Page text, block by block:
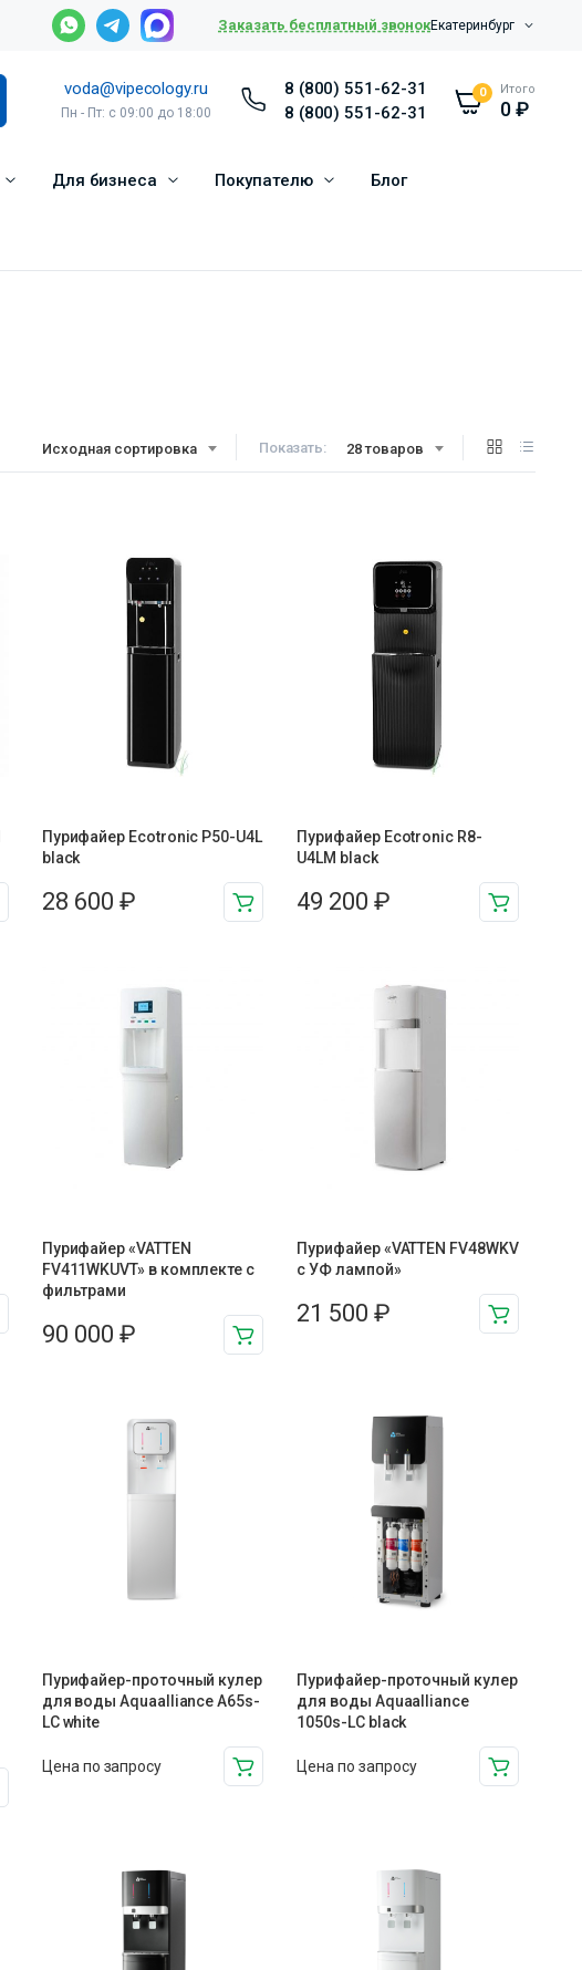
Заказать бесплатный звонокЕкатеринбург
voda@vipecology.ru
Пн - Пт: с 09:00 до 18:00
8 (800) 551-62-31
8 (800) 551-62-31
0 Итого
0₽
Для бизнеса Покупателю Блог
Исходная сортировка Показать: 28 товаров
Пурифайер Ecotronic P50-U4L
black
28 600 ₽
Пурифайер Ecotronic R8-
U4LM black
49 200₽
Пурифайер «VATTEN
FV411WKUVT» в комплекте с
фильтрами
90 000 ₽
Пурифайер «VATTEN FV48WKV
с УФ лампой»
21 500₽
Пурифайер-проточный кулер
для воды Aquaalliance A65s-
LC white
Цена по запросу
Пурифайер-проточный кулер
для воды Aquaalliance
1050s-LC black
Цена по запросу